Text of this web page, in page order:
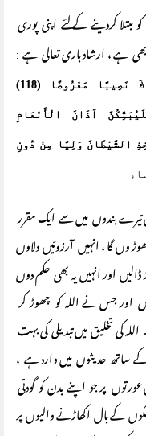
کردینے کے لئے اپنی پوری
ہے ، ارشاد باری تعالی ہے:
لَعَنَهُ اللَّهُ وَقَالَ لَأَتَّخِذَنَّ مِنْ عِبَادِكَ نَصِيبًا مَفْرُوضًا (118)
آذَانَ الْأَنْعَامِ
الشَّيْطَانَ وَلِيًّا مِنْ دُونِ
تیرے بندوں میں سے ایک مقرر
وں گا ، انہیں آرزوئیں دلاوں
اور انہیں یہ بھی حکم دوں
اور جس نے اللہ کو چھوڑ کر
کی تخلیق میں تبدیلی کی بہت
حدیثوں میں وارد ہے ،
پر جو اپنے بدن کو گودتی
کے بال اکھاڑنے والیوں پر